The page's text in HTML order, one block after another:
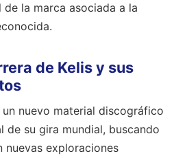
la marca asociada a la
de Kelis y sus
nuevo material discográfico
de su gira mundial, buscando
nuevas exploraciones